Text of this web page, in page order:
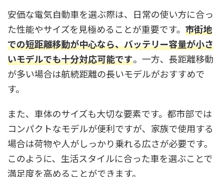
安価な電気自動車を選ぶ際は、日常の使い方に合っ
た性能やサイズを見極めることが重要です。 市街地
での短距離移動が中心なら、バッテリー容量が小さ
いモデルでも十分対応可能です。一方、長距離移動
が多い場合は航続距離の長いモデルがおすすめで
す。
また、車体のサイズも大切な要素です。都市部では
コンパクトなモデルが便利ですが、家族で使用する
場合は荷物や人がしっかり乗れる広さが必要です。
このように、生活スタイルに合った車を選ぶことで
満足度を高めることができます。